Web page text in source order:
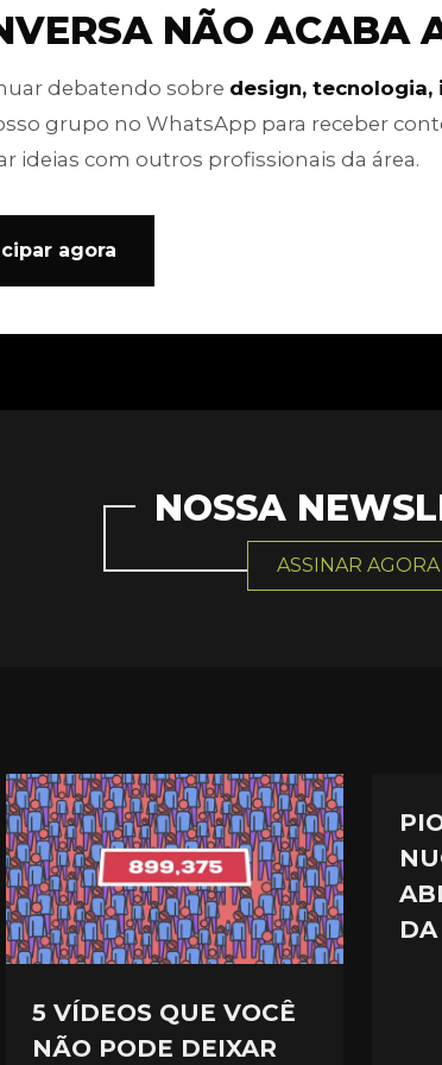
NÃO ACABA
debatendo sobre design, tecnologia,
grupo no WhatsApp para receber
ideias com outros profissionais da área.
agora
NOSSA
ASSINAR AGORA
5 VÍDEOS QUE VOCÊ
NÃO PODE DEIXAR